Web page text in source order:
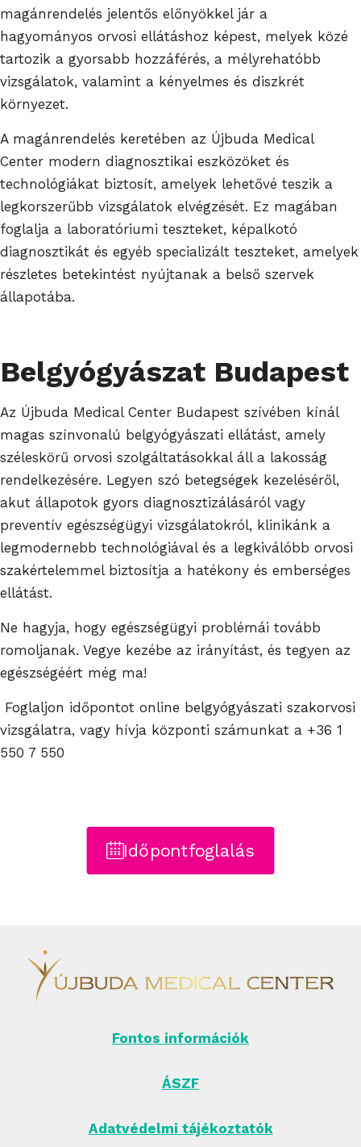
magánrendelés jelentős előnyökkel jár a
hagyományos orvosi ellátáshoz képest, melyek közé
tartozik a gyorsabb hozzáférés, a mélyrehatóbb
vizsgálatok, valamint a kényelmes és diszkrét
környezet.
A magánrendelés keretében az Újbuda Medical
Center modern diagnosztikai eszközöket és
technológiákat biztosít, amelyek lehetővé teszik a
legkorszerűbb vizsgálatok elvégzését. Ez magában
foglalja a laboratóriumi teszteket, képalkotó
diagnosztikát és egyéb specializált teszteket, amelyek
részletes betekintést nyújtanak a belső szervek
állapotába.
Belgyógyászat Budapest
Az Újbuda Medical Center Budapest szívében kínál
magas színvonalú belgyógyászati ellátást, amely
széleskörű orvosi szolgáltatásokkal áll a lakosság
rendelkezésére. Legyen szó betegségek kezeléséről,
akut állapotok gyors diagnosztizálásáról vagy
preventív egészségügyi vizsgálatokról, klinikánk a
legmodernebb technológiával és a legkiválóbb orvosi
szakértelemmel biztosítja a hatékony és emberséges
ellátást.
Ne hagyja, hogy egészségügyi problémái tovább
romoljanak. Vegye kezébe az irányítást, és tegyen az
egészségéért még ma!
Foglaljon időpontot online belgyógyászati szakorvosi
vizsgálatra, vagy hívja központi számunkat a +36 1
550 7 550
Időpontfoglalás
Fontos információk
ÁSZF
Adatvédelmi tájékoztatók